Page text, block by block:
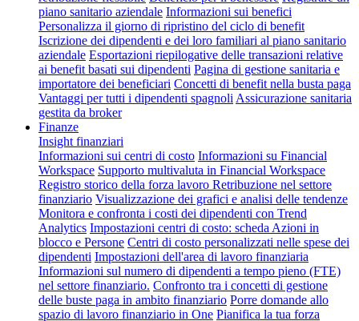
piano sanitario aziendale Informazioni sui benefici
Personalizza il giorno di ripristino del ciclo di benefit
Iscrizione dei dipendenti e dei loro familiari al piano sanitario
aziendale Esportazioni riepilogative delle transazioni relative
ai benefit basati sui dipendenti Pagina di gestione sanitaria e
importatore dei beneficiari Concetti di benefit nella busta paga
Vantaggi per tutti i dipendenti spagnoli Assicurazione sanitaria
gestita da broker
Finanze
Insight finanziari
Informazioni sui centri di costo Informazioni su Financial
Workspace Supporto multivaluta in Financial Workspace
Registro storico della forza lavoro Retribuzione nel settore
finanziario Visualizzazione dei grafici e analisi delle tendenze
Monitora e confronta i costi dei dipendenti con Trend
Analytics Impostazioni centri di costo: scheda Azioni in
blocco e Persone Centri di costo personalizzati nelle spese dei
dipendenti Impostazioni dell'area di lavoro finanziaria
Informazioni sul numero di dipendenti a tempo pieno (FTE)
nel settore finanziario. Confronto tra i concetti di gestione
delle buste paga in ambito finanziario Porre domande allo
spazio di lavoro finanziario in One Pianifica la tua forza